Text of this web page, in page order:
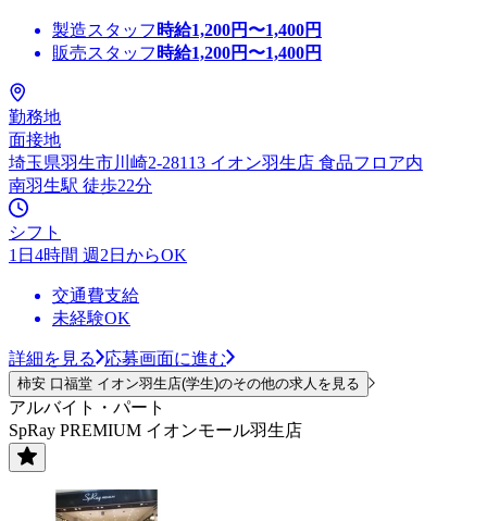
製造スタッフ 時給1,200円〜1,400円
販売スタッフ 時給1,200円〜1,400円
勤務地
面接地
埼玉県羽生市川崎2-28113 イオン羽生店 食品フロア内
南羽生駅 徒歩22分
シフト
1日4時間 週2日からOK
交通費支給
未経験OK
詳細を見る 応募画面に進む
柿安 口福堂 イオン羽生店(学生)のその他の求人を見る
アルバイト・パート
SpRay PREMIUM イオンモール羽生店